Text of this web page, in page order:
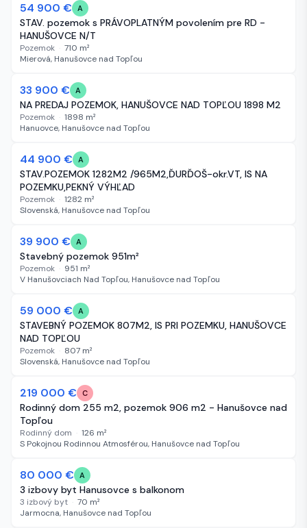
21 dní
54 900 € A
STAV. pozemok s PRÁVOPLATNÝM povolením pre RD -
HANUŠOVCE N/T
Pozemok · 710 m²
Mierová, Hanušovce nad Topľou
24 dní
33 900 € A
NA PREDAJ POZEMOK, HANUŠOVCE NAD TOPĽOU 1898 M2
Pozemok · 1898 m²
Hanuovce, Hanušovce nad Topľou
30 dní
44 900 € A
STAV.POZEMOK 1282M2 /965M2,ĎURĎOŠ-okr.VT, IS NA
POZEMKU,PEKNÝ VÝHĽAD
Pozemok · 1282 m²
Slovenská, Hanušovce nad Topľou
36 dní
39 900 € A
Stavebný pozemok 951m²
Pozemok · 951 m²
V Hanušovciach Nad Topľou, Hanušovce nad Topľou
42 dní
59 000 € A
STAVEBNÝ POZEMOK 807M2, IS PRI POZEMKU, HANUŠOVCE
NAD TOPĽOU
Pozemok · 807 m²
Slovenská, Hanušovce nad Topľou
56 dní
219 000 € C
Rodinný dom 255 m2, pozemok 906 m2 - Hanušovce nad
Topľou
Rodinný dom · 126 m²
S Pokojnou Rodinnou Atmosférou, Hanušovce nad Topľou
59 dní
-5 000 €
80 000 € A
3 izbovy byt Hanusovce s balkonom
3 izbový byt · 70 m²
Jarmocna, Hanušovce nad Topľou